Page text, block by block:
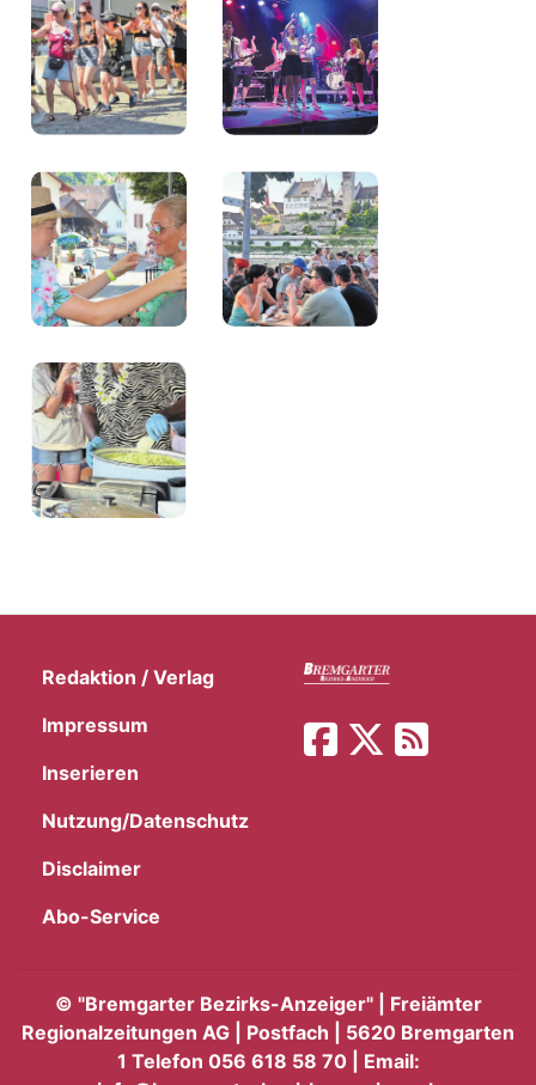
Redaktion / Verlag
Impressum
Inserieren
Nutzung/Datenschutz
Disclaimer
Abo-Service
© "Bremgarter Bezirks-Anzeiger" | Freiämter
Regionalzeitungen AG | Postfach | 5620 Bremgarten
1 Telefon 056 618 58 70 | Email: